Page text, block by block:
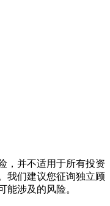
，并不适用于所有投资
我们建议您征询独立顾
能涉及的风险。